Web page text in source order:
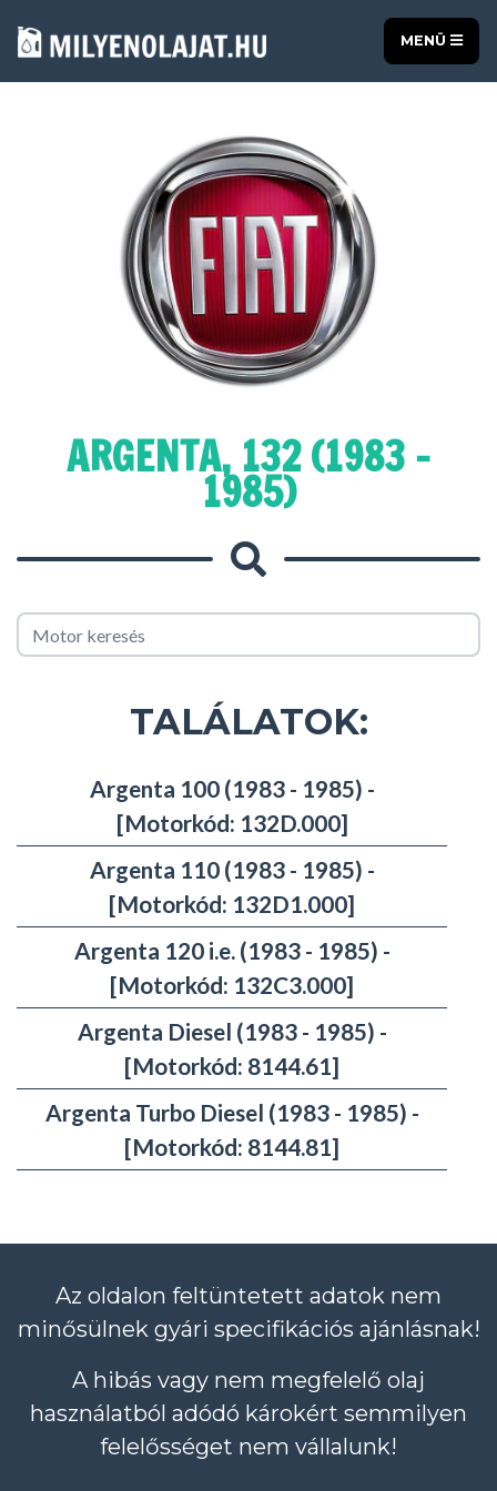
MENÜ
ARGENTA, 132 (1983 -
1985)
TALÁLATOK:
Argenta 100 (1983 - 1985) -
[Motorkód: 132D.000]
Argenta 110 (1983 - 1985) -
[Motorkód: 132D1.000]
Argenta 120 i.e. (1983 - 1985) -
[Motorkód: 132C3.000]
Argenta Diesel (1983 - 1985) -
[Motorkód: 8144.61]
Argenta Turbo Diesel (1983 - 1985) -
[Motorkód: 8144.81]
Az oldalon feltüntetett adatok nem
minősülnek gyári specifikációs ajánlásnak!
A hibás vagy nem megfelelő olaj
használatból adódó károkért semmilyen
felelősséget nem vállalunk!